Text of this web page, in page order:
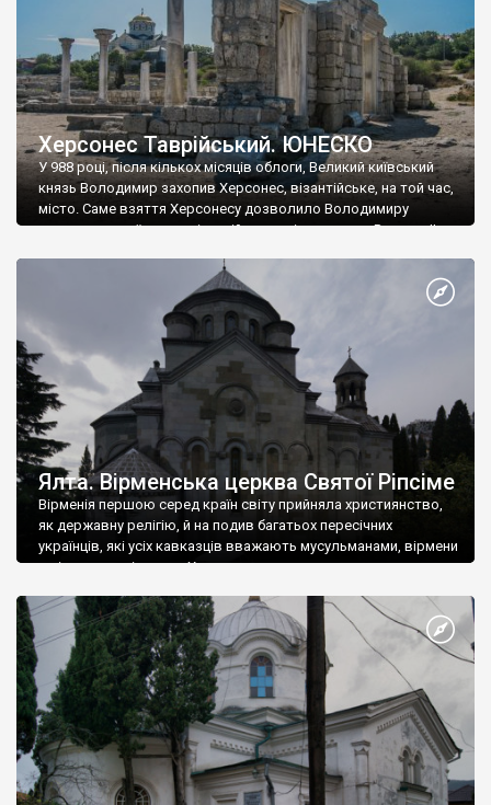
Херсонес Таврійський. ЮНЕСКО
У 988 році, після кількох місяців облоги, Великий київський
князь Володимир захопив Херсонес, візантійське, на той час,
місто. Саме взяття Херсонесу дозволило Володимиру
диктувати свої умови візантійському імператору Василю ІІ, та
Херсонесі Володимир-язичник, став Василем-християнином.
А потім було Хрещення Русі. На честь Херсонесу Таврійського
Ялта. Вірменська церква Святої Ріпсіме
Вірменія першою серед країн світу прийняла християнство,
як державну релігію, й на подив багатьох пересічних
українців, які усіх кавказців вважають мусульманами, вірмени
є відданими вірянами Христа